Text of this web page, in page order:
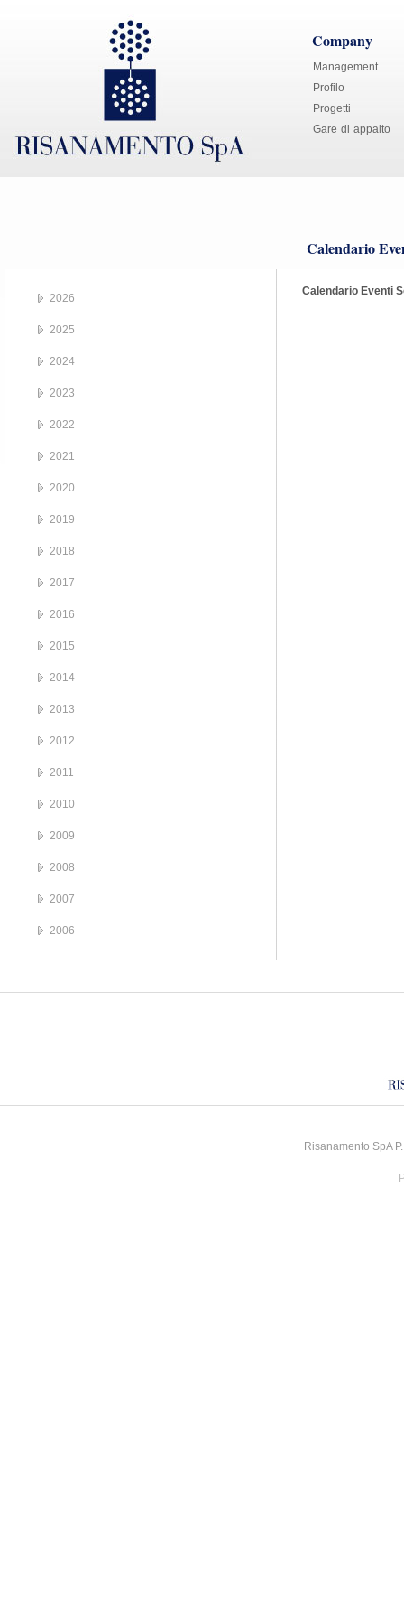
Company
Management
Profilo
Progetti
Gare di appalto
Calendario
Calendario Eventi
2026
2025
2024
2023
2022
2021
2020
2019
2018
2017
2016
2015
2014
2013
2012
2011
2010
2009
2008
2007
2006
Risanamento SpA